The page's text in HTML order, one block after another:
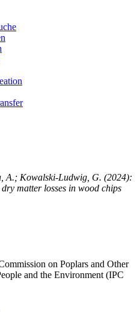
A.; Kowalski-Ludwig, G. (2024):
matter losses in wood chips
on Poplars and Other
and the Environment (IPC